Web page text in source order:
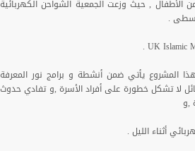
الأطفال , حيث وزعت الجمعية الشواحن الكهربائية
.
المشروع يأتي ضمن أنشطة و برامج نور المعرفة
لا تشكل خطورة على أفراد الأسرة ,و تفادي حدوث
,و
أثناء الليل .